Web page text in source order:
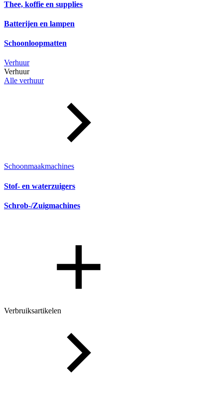
Thee, koffie en supplies
Batterijen en lampen
Schoonloopmatten
Verhuur
Verhuur
Alle verhuur
Schoonmaakmachines
Stof- en waterzuigers
Schrob-/Zuigmachines
Verbruiksartikelen